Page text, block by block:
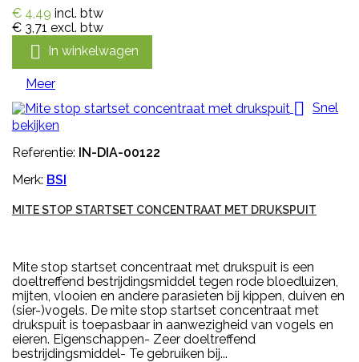
€ 4,49 incl. btw
€ 3,71 excl. btw
 In winkelwagen
Meer
 Snel
bekijken
Referentie: IN-DIA-00122
Merk: BSI
MITE STOP STARTSET CONCENTRAAT MET DRUKSPUIT
Mite stop startset concentraat met drukspuit is een
doeltreffend bestrijdingsmiddel tegen rode bloedluizen,
mijten, vlooien en andere parasieten bij kippen, duiven en
(sier-)vogels. De mite stop startset concentraat met
drukspuit is toepasbaar in aanwezigheid van vogels en
eieren. Eigenschappen- Zeer doeltreffend
bestrijdingsmiddel- Te gebruiken bij...